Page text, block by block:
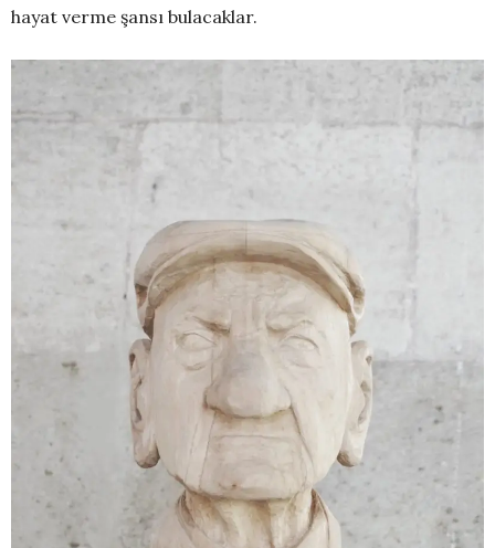
hayat verme şansı bulacaklar.